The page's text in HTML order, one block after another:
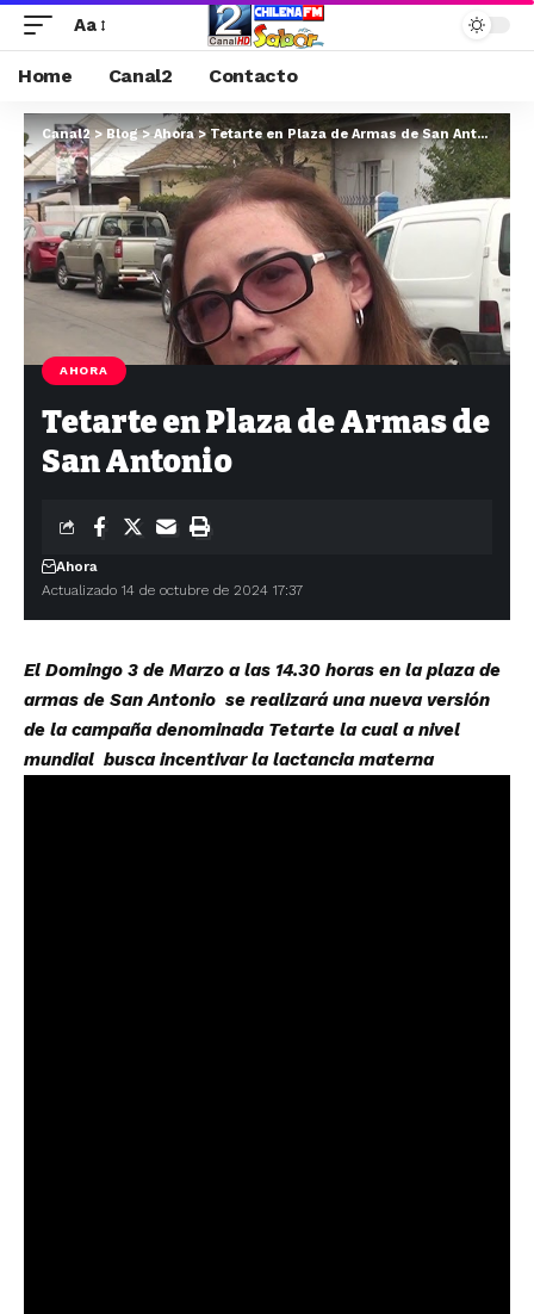
Aa
Home Canal2 Contacto
Canal2>Blog>Ahora>Tetarte en Plaza de Armas de San Antonio
AHORA
Tetarte en Plaza de Armas de
San Antonio
Actualizado 14 de octubre de 2024 17:37
Ahora
El Domingo 3 de Marzo a las 14.30 horas en la plaza de
armas de San Antonio se realizará una nueva versión
de la campaña denominada Tetarte la cual a nivel
mundial busca incentivar la lactancia materna